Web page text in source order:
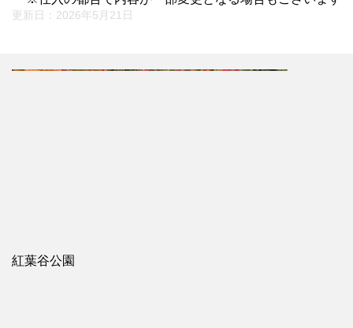
更新日： 2026年5月21日
紅葉谷公園